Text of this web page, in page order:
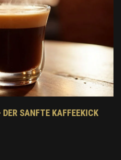
SANFTE KAFFEEKICK